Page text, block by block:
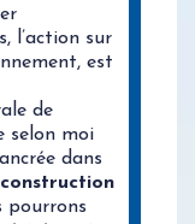
l’action sur
est
de
selon moi
dans
pourrons